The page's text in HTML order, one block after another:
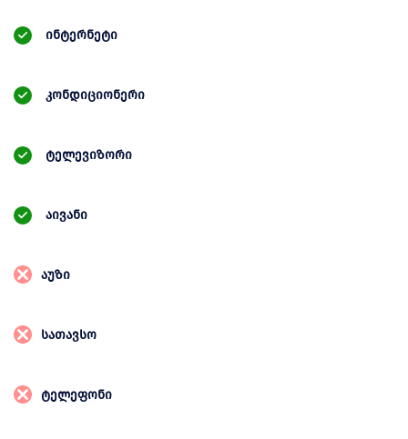
ინტერნეტი
კონდიციონერი
ტელევიზორი
აივანი
აუზი
სათავსო
ტელეფონი